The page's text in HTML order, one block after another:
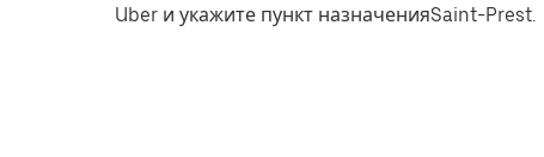
Uber и укажите пункт назначенияSaint-Prest.